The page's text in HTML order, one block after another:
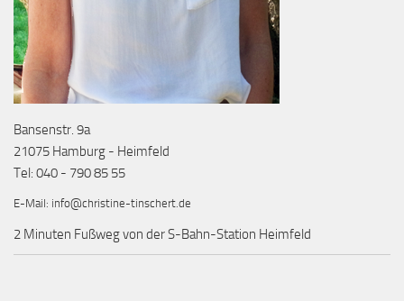
Bansenstr. 9a
21075 Hamburg - Heimfeld
Tel: 040 - 790 85 55
E-Mail: info@christine-tinschert.de
2 Minuten Fußweg von der S-Bahn-Station Heimfeld